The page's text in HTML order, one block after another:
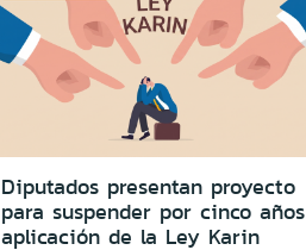
Diputados presentan proyecto
para suspender por cinco años
aplicación de la Ley Karin